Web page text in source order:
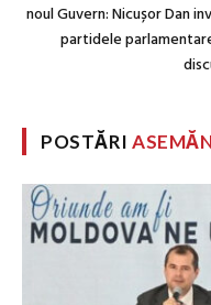
noul Guvern: Nicușor Dan
partidele
POSTĂRI